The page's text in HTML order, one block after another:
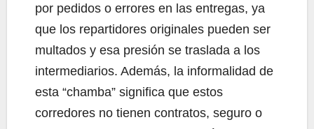
por pedidos o errores en las entregas, ya
que los repartidores originales pueden ser
multados y esa presión se traslada a los
intermediarios. Además, la informalidad de
esta “chamba” significa que estos
corredores no tienen contratos, seguro o